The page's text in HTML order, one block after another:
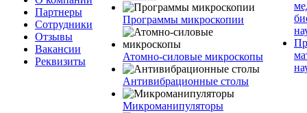
Партнеры
Сотрудники
Отзывы
Вакансии
Реквизиты
Программы микроскопии
Атомно-силовые микроскопы
Антивибрационные столы
Микроманипуляторы